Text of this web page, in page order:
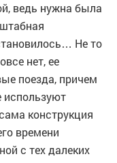
ведь нужна была
Не то
нет, ее
поезда, причем
используют
конструкция
времени
с тех далеких